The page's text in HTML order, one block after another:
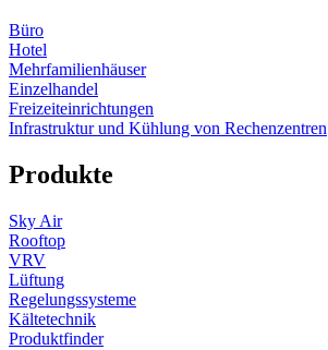
Büro
Hotel
Mehrfamilienhäuser
Einzelhandel
Freizeiteinrichtungen
Infrastruktur und Kühlung von Rechenzentren
Produkte
Sky Air
Rooftop
VRV
Lüftung
Regelungssysteme
Kältetechnik
Produktfinder